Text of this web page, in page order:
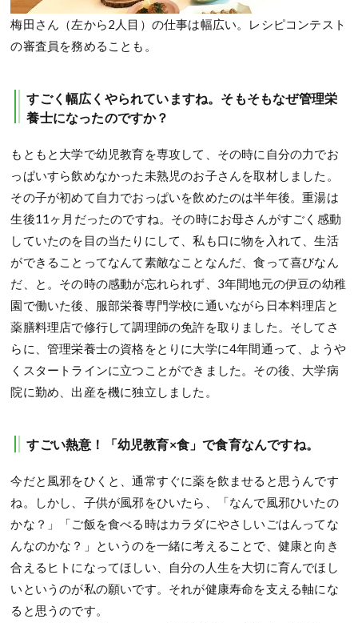
梅田さん（左から2人目）の仕事は幅広い。レシピコンテスト
の審査員を務めることも。
すごく幅広くやられていますね。そもそもなぜ管理栄
養士になったのですか？
もともと大学で幼児教育を専攻して、その時に自分の力でお
っぱいすら飲めなかった未熟児のお子さんを取材しました。
その子が初めて自力でおっぱいを飲めたのは半年後。重湯は
生後11ヶ月だったのですね。その時にお母さんがすごく感動
していたのを目の当たりにして、私も口に物を入れて、生活
ができることってなんて素敵なことなんだ、食って喜びなん
だ、と。その時の感動が忘れられず、3年間地元の伊豆の幼稚
園で働いた後、服部栄養専門学校に通いながら日本料理店と
薬膳料理店で修行して調理師の免許を取りました。そしてさ
らに、管理栄養士の資格をとりに大学に4年間通って、ようや
くスタートラインに立つことができました。その後、大学病
院に勤め、出産を機に独立しました。
すごい熱意！「幼児教育×食」で食育なんですね。
今だと風邪をひくと、通常すぐに薬を飲ませると思うんです
ね。しかし、子供が風邪をひいたら、「なんで風邪ひいたの
かな？」「ご飯を食べる時はカラダにやさしいごはんってな
んなのかな？」というのを一緒に考えることで、健康と向き
合えるヒトになってほしい、自分の人生を大切に育んでほし
いというのが私の願いです。それが健康寿命を支える軸にな
ると思うのです。